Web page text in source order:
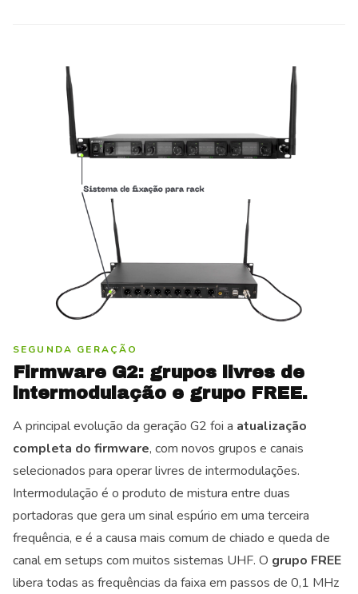
SEGUNDA GERAÇÃO
Firmware G2: grupos livres de
intermodulação e grupo FREE.
A principal evolução da geração G2 foi a atualização
completa do firmware, com novos grupos e canais
selecionados para operar livres de intermodulações.
Intermodulação é o produto de mistura entre duas
portadoras que gera um sinal espúrio em uma terceira
frequência, e é a causa mais comum de chiado e queda de
canal em setups com muitos sistemas UHF. O grupo FREE
libera todas as frequências da faixa em passos de 0,1 MHz